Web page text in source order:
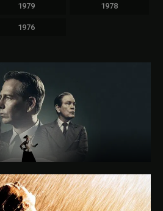
1979 1978
1976